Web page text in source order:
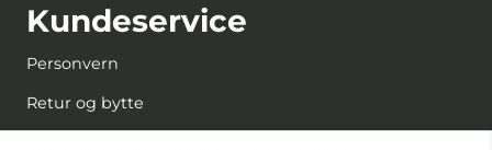
Kundeservice
Personvern
Retur og bytte